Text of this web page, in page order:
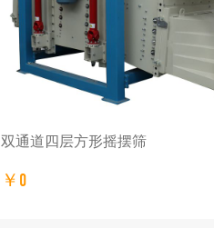
双通道四层方形摇摆筛
￥0